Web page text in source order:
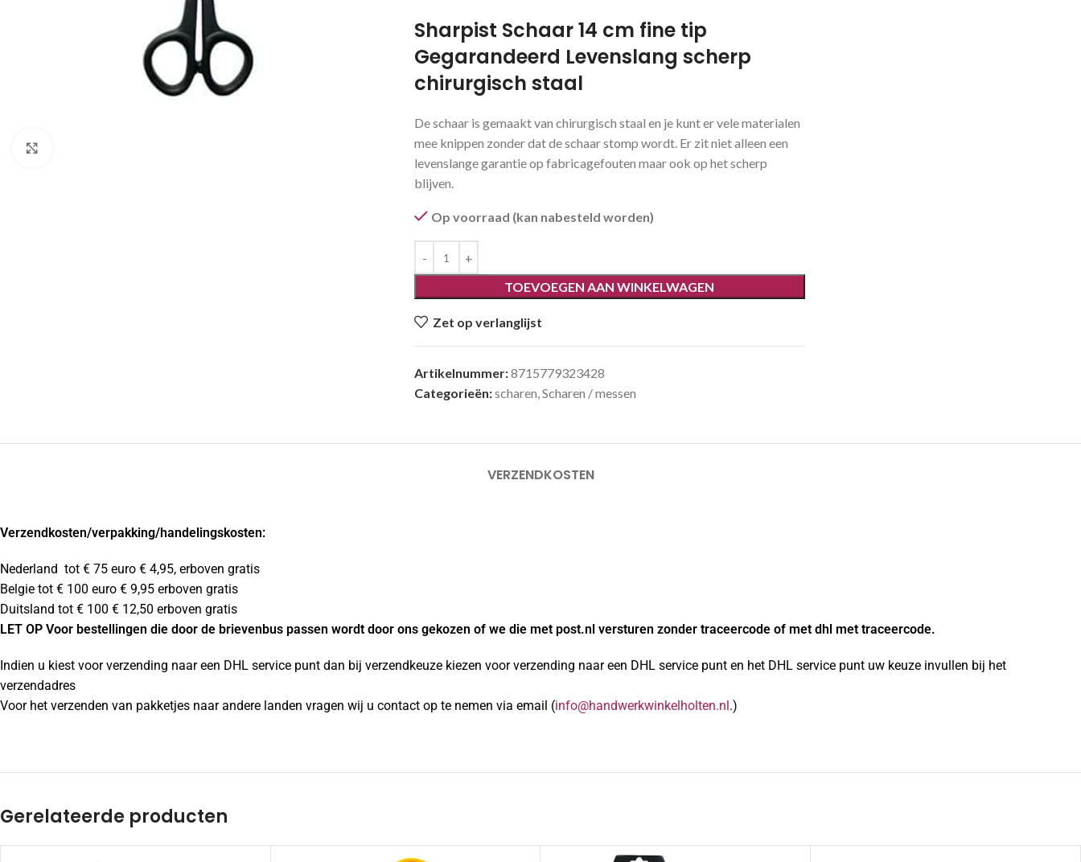
Sharpist Schaar 14 cm fine tip
Gegarandeerd Levenslang scherp
chirurgisch staal
De schaar is gemaakt van chirurgisch staal en je kunt er vele materialen
mee knippen zonder dat de schaar stomp wordt. Er zit niet alleen een
levenslange garantie op fabricagefouten maar ook op het scherp
blijven.
Op voorraad (kan nabesteld worden)
TOEVOEGEN AAN WINKELWAGEN
Zet op verlanglijst
Artikelnummer:8715779323428
Categorieën:scharen,Scharen / messen
VERZENDKOSTEN
Verzendkosten/verpakking/handelingskosten:
Nederland tot € 75 euro € 4,95, erboven gratis
Belgie tot € 100 euro € 9,95 erboven gratis
Duitsland tot € 100 € 12,50 erboven gratis
LET OP Voor bestellingen die door de brievenbus passen wordt door ons gekozen of we die met post.nl versturen zonder traceercode of met dhl met traceercode.
Indien u kiest voor verzending naar een DHL service punt dan bij verzendkeuze kiezen voor verzending naar een DHL service punt en het DHL service punt uw keuze invullen bij het
verzendadres
Voor het verzenden van pakketjes naar andere landen vragen wij u contact op te nemen via email (info@handwerkwinkelholten.nl.)
Gerelateerde producten